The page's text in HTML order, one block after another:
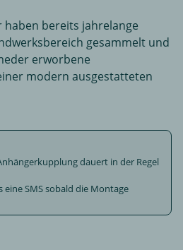
haben bereits jahrelange
gesammelt und
erworbene
modern ausgestatteten
dauert in der Regel
eine SMS sobald die Montage